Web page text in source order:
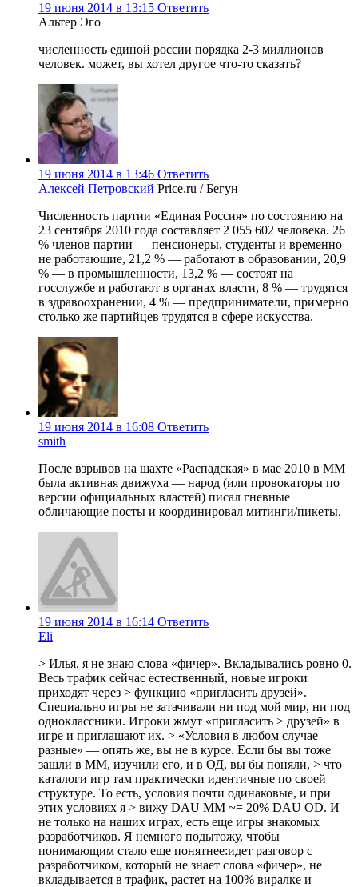
19 июня 2014 в 13:15 Ответить
Альтер Эго
численность единой россии порядка 2-3 миллионов
человек. может, вы хотел другое что-то сказать?
19 июня 2014 в 13:46 Ответить
Алексей Петровский Price.ru / Бегун
Численность партии «Единая Россия» по состоянию на
23 сентября 2010 года составляет 2 055 602 человека. 26
% членов партии — пенсионеры, студенты и временно
не работающие, 21,2 % — работают в образовании, 20,9
% — в промышленности, 13,2 % — состоят на
госслужбе и работают в органах власти, 8 % — трудятся
в здравоохранении, 4 % — предприниматели, примерно
столько же партийцев трудятся в сфере искусства.
19 июня 2014 в 16:08 Ответить
smith
После взрывов на шахте «Распадская» в мае 2010 в ММ
была активная движуха — народ (или провокаторы по
версии официальных властей) писал гневные
обличающие посты и координировал митинги/пикеты.
19 июня 2014 в 16:14 Ответить
Eli
> Илья, я не знаю слова «фичер». Вкладывались ровно 0.
Весь трафик сейчас естественный, новые игроки
приходят через > функцию «пригласить друзей».
Специально игры не затачивали ни под мой мир, ни под
одноклассники. Игроки жмут «пригласить > друзей» в
игре и приглашают их. > «Условия в любом случае
разные» — опять же, вы не в курсе. Если бы вы тоже
зашли в ММ, изучили его, и в ОД, вы бы поняли, > что
каталоги игр там практически идентичные по своей
структуре. То есть, условия почти одинаковые, и при
этих условиях я > вижу DAU MM ~= 20% DAU OD. И
не только на наших играх, есть еще игры знакомых
разработчиков. Я немного подытожу, чтобы
понимающим стало еще понятнее:идет разговор с
разработчиком, который не знает слова «фичер», не
вкладывается в трафик, растет на 100% виралке и